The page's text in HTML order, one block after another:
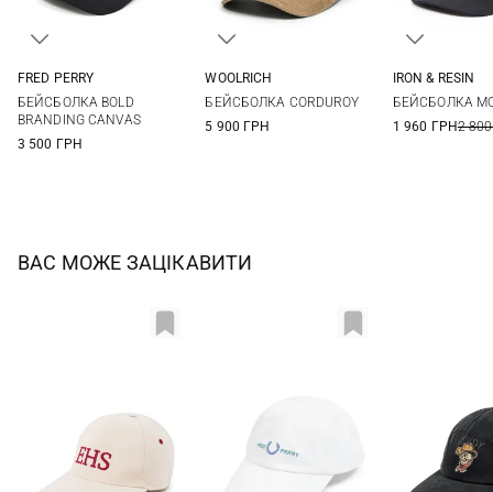
FRED PERRY
БЕЙСБОЛКА BOLD
BRANDING CANVAS
3 500 ГРН
WOOLRICH
БЕЙСБОЛКА CORDUROY
5 900 ГРН
IRON & RESIN
БЕЙСБОЛКА
1 960 ГРН2
ВАС МОЖЕ ЗАЦІКАВИТИ